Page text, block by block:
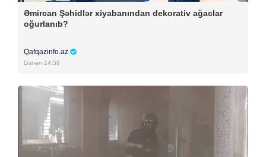
Əmircan Şəhidlər xiyabanından dekorativ ağaclar
oğurlanıb?
Qafqazinfo.az
Dünən 14:59